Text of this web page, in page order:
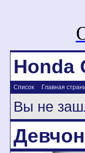
Honda
Список Главная
Вы не